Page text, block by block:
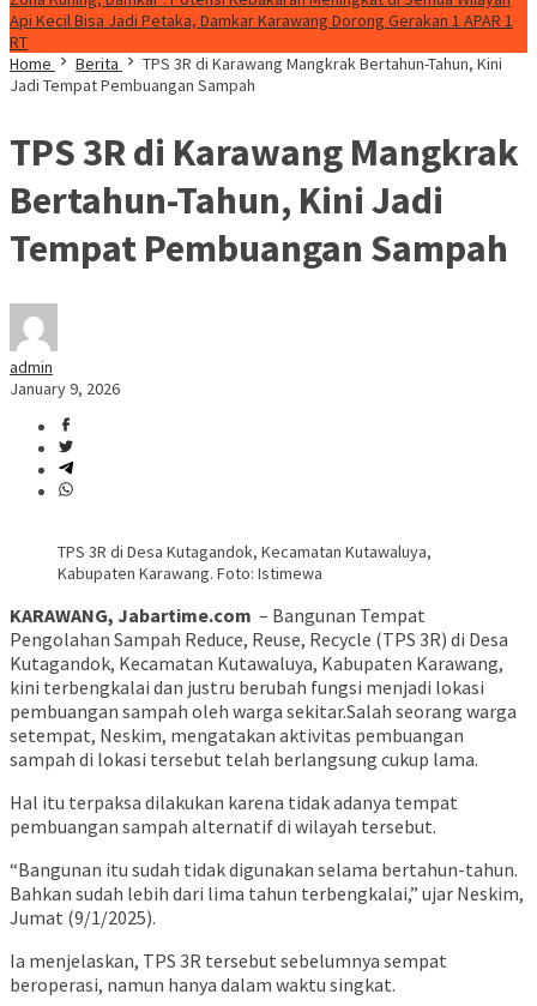
Api Kecil Bisa Jadi Petaka, Damkar Karawang Dorong Gerakan 1 APAR 1
RT
Home
Berita
TPS 3R di Karawang Mangkrak Bertahun-Tahun, Kini
Jadi Tempat Pembuangan Sampah
TPS 3R di Karawang Mangkrak
Bertahun-Tahun, Kini Jadi
Tempat Pembuangan Sampah
admin
January 9, 2026
TPS 3R di Desa Kutagandok, Kecamatan Kutawaluya,
Kabupaten Karawang. Foto: Istimewa
KARAWANG, Jabartime.com – Bangunan Tempat
Pengolahan Sampah Reduce, Reuse, Recycle (TPS 3R) di Desa
Kutagandok, Kecamatan Kutawaluya, Kabupaten Karawang,
kini terbengkalai dan justru berubah fungsi menjadi lokasi
pembuangan sampah oleh warga sekitar.Salah seorang warga
setempat, Neskim, mengatakan aktivitas pembuangan
sampah di lokasi tersebut telah berlangsung cukup lama.
Hal itu terpaksa dilakukan karena tidak adanya tempat
pembuangan sampah alternatif di wilayah tersebut.
“Bangunan itu sudah tidak digunakan selama bertahun-tahun.
Bahkan sudah lebih dari lima tahun terbengkalai,” ujar Neskim,
Jumat (9/1/2025).
Ia menjelaskan, TPS 3R tersebut sebelumnya sempat
beroperasi, namun hanya dalam waktu singkat.